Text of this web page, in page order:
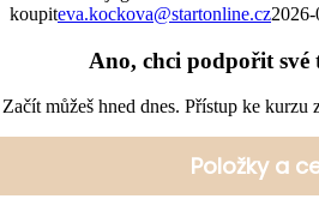
koupiteva.kockova@startonline.cz
Ano, chci podpořit své
Začít můžeš hned dnes. Přístup ke kurzu
Položky a